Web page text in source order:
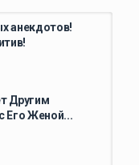
анекдотов!
Другим
Его Женой...